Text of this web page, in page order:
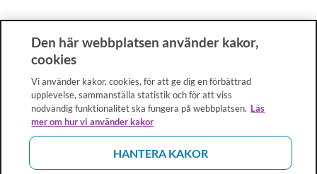
Den här webbplatsen använder kakor,
cookies
Vi använder kakor, cookies, för att ge dig en förbättrad
upplevelse, sammanställa statistik och för att viss
nödvändig funktionalitet ska fungera på webbplatsen. Läs
mer om hur vi använder kakor
HANTERA KAKOR